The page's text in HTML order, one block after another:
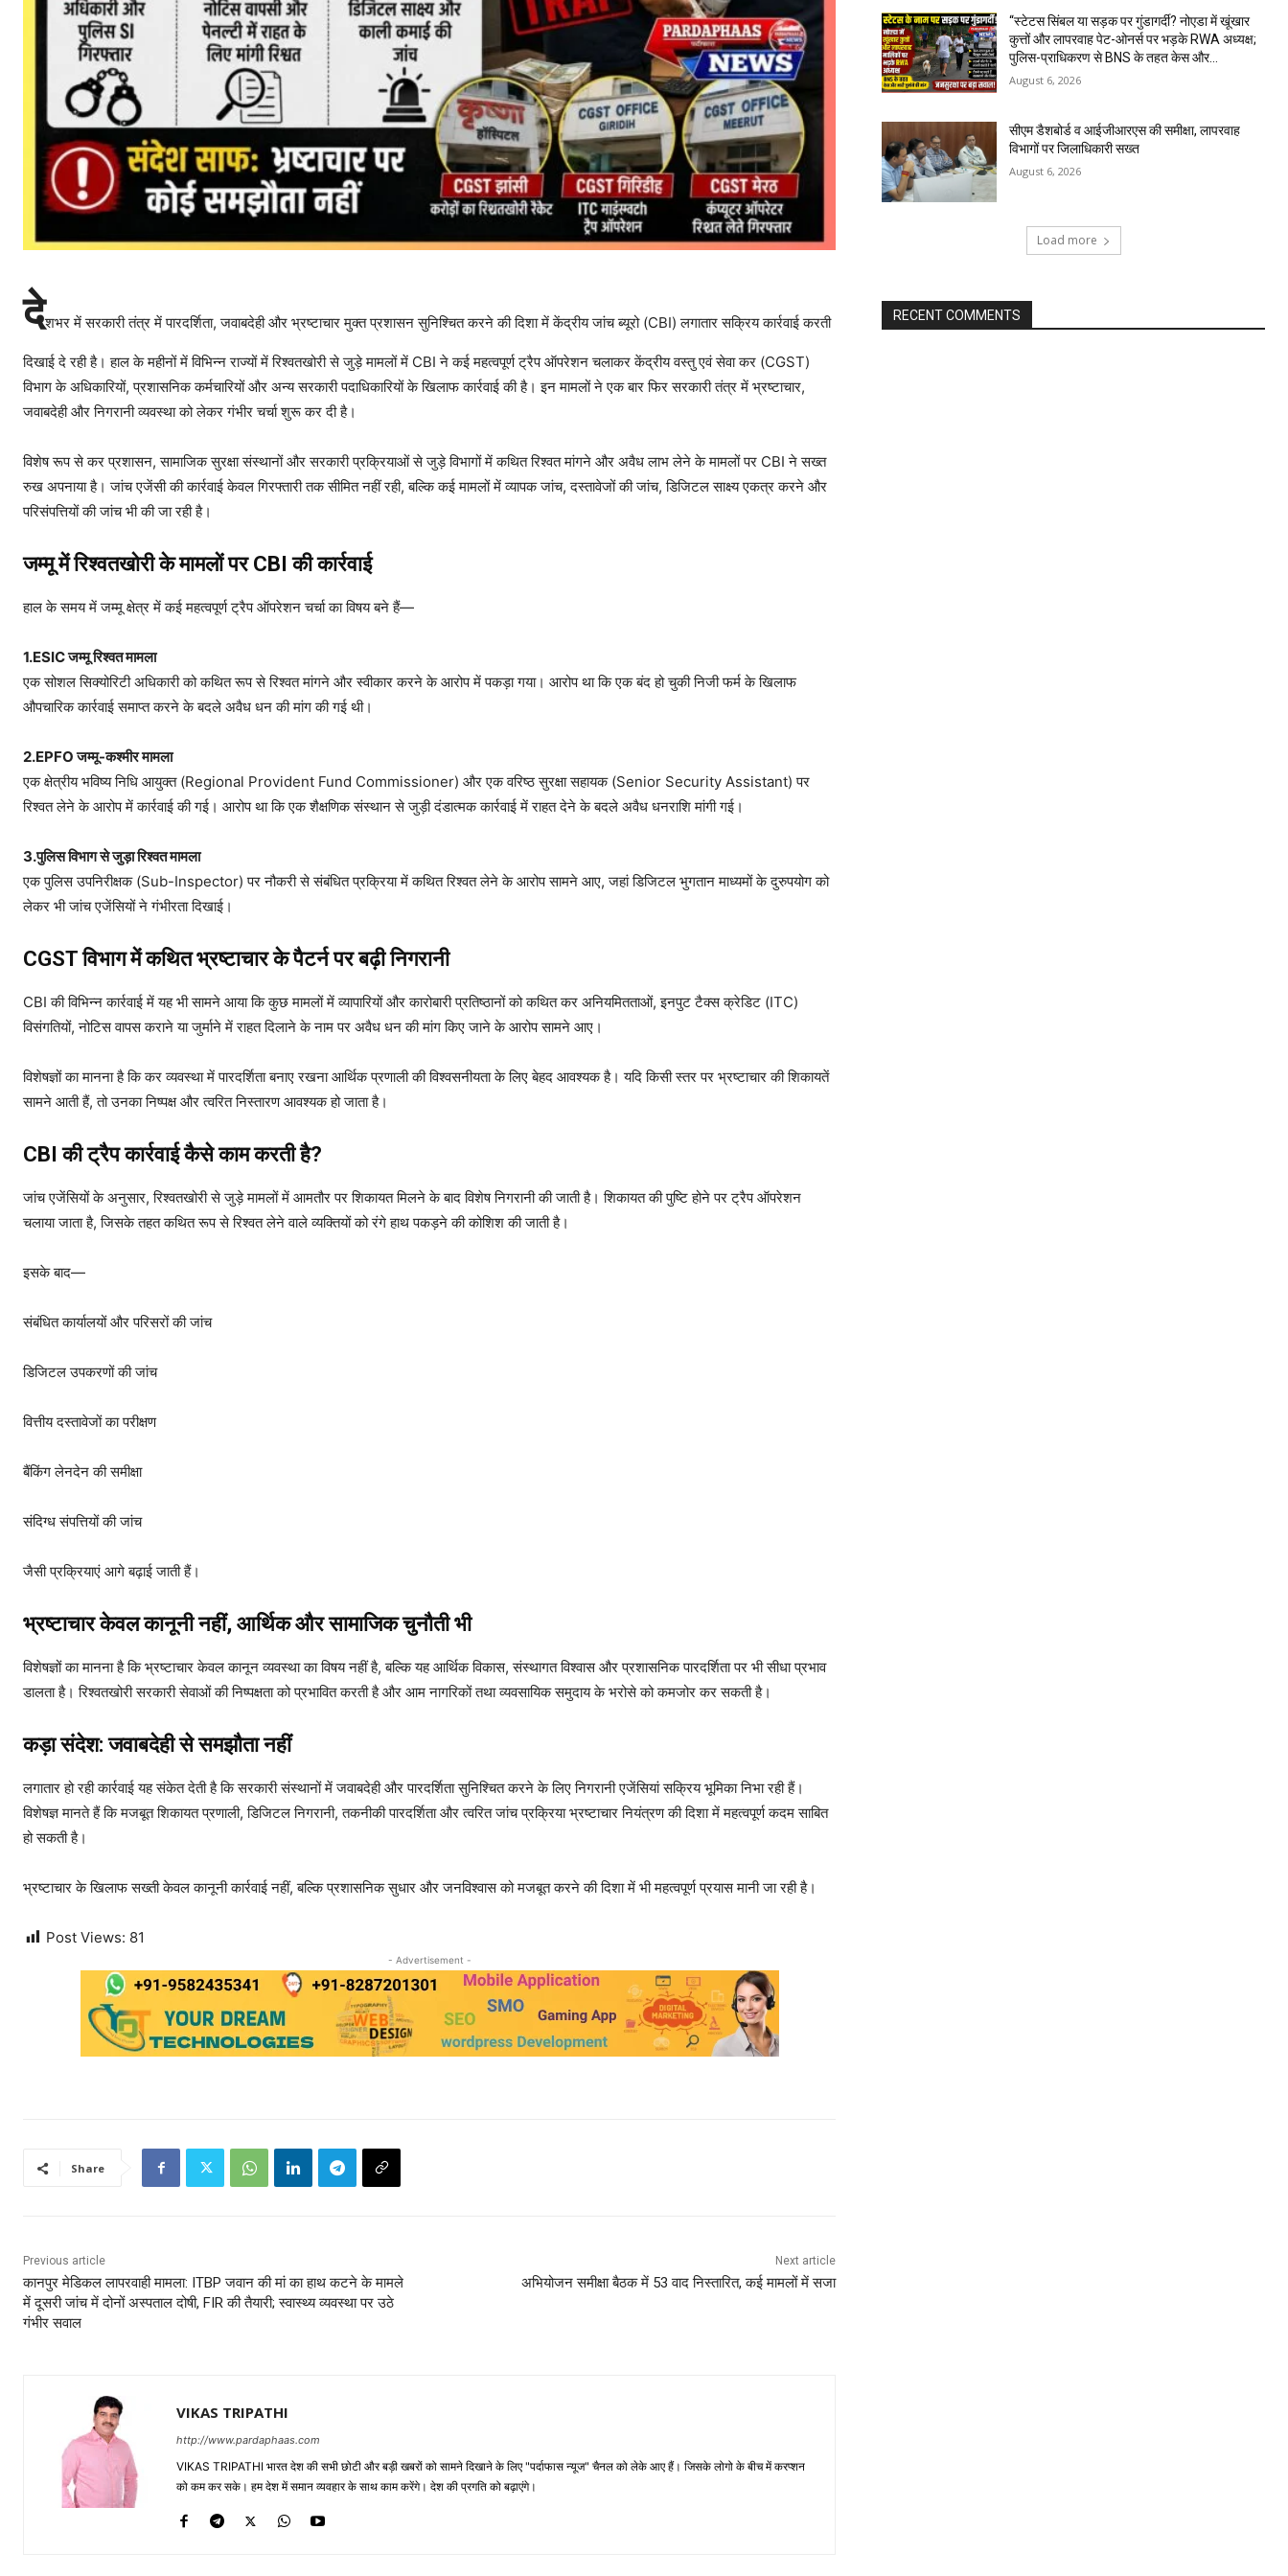
देशभर में सरकारी तंत्र में पारदर्शिता, जवाबदेही और भ्रष्टाचार मुक्त प्रशासन सुनिश्चित करने की दिशा में केंद्रीय जांच ब्यूरो (CBI) लगातार सक्रिय कार्रवाई करती
दिखाई दे रही है। हाल के महीनों में विभिन्न राज्यों में रिश्वतखोरी से जुड़े मामलों में CBI ने कई महत्वपूर्ण ट्रैप ऑपरेशन चलाकर केंद्रीय वस्तु एवं सेवा कर (CGST)
विभाग के अधिकारियों, प्रशासनिक कर्मचारियों और अन्य सरकारी पदाधिकारियों के खिलाफ कार्रवाई की है। इन मामलों ने एक बार फिर सरकारी तंत्र में भ्रष्टाचार,
जवाबदेही और निगरानी व्यवस्था को लेकर गंभीर चर्चा शुरू कर दी है।
विशेष रूप से कर प्रशासन, सामाजिक सुरक्षा संस्थानों और सरकारी प्रक्रियाओं से जुड़े विभागों में कथित रिश्वत मांगने और अवैध लाभ लेने के मामलों पर CBI ने सख्त
रुख अपनाया है। जांच एजेंसी की कार्रवाई केवल गिरफ्तारी तक सीमित नहीं रही, बल्कि कई मामलों में व्यापक जांच, दस्तावेजों की जांच, डिजिटल साक्ष्य एकत्र करने और
परिसंपत्तियों की जांच भी की जा रही है।
जम्मू में रिश्वतखोरी के मामलों पर CBI की कार्रवाई
हाल के समय में जम्मू क्षेत्र में कई महत्वपूर्ण ट्रैप ऑपरेशन चर्चा का विषय बने हैं—
1.ESIC जम्मू रिश्वत मामला
एक सोशल सिक्योरिटी अधिकारी को कथित रूप से रिश्वत मांगने और स्वीकार करने के आरोप में पकड़ा गया। आरोप था कि एक बंद हो चुकी निजी फर्म के खिलाफ
औपचारिक कार्रवाई समाप्त करने के बदले अवैध धन की मांग की गई थी।
2.EPFO जम्मू-कश्मीर मामला
एक क्षेत्रीय भविष्य निधि आयुक्त (Regional Provident Fund Commissioner) और एक वरिष्ठ सुरक्षा सहायक (Senior Security Assistant) पर
रिश्वत लेने के आरोप में कार्रवाई की गई। आरोप था कि एक शैक्षणिक संस्थान से जुड़ी दंडात्मक कार्रवाई में राहत देने के बदले अवैध धनराशि मांगी गई।
3.पुलिस विभाग से जुड़ा रिश्वत मामला
एक पुलिस उपनिरीक्षक (Sub-Inspector) पर नौकरी से संबंधित प्रक्रिया में कथित रिश्वत लेने के आरोप सामने आए, जहां डिजिटल भुगतान माध्यमों के दुरुपयोग को
लेकर भी जांच एजेंसियों ने गंभीरता दिखाई।
CGST विभाग में कथित भ्रष्टाचार के पैटर्न पर बढ़ी निगरानी
CBI की विभिन्न कार्रवाई में यह भी सामने आया कि कुछ मामलों में व्यापारियों और कारोबारी प्रतिष्ठानों को कथित कर अनियमितताओं, इनपुट टैक्स क्रेडिट (ITC)
विसंगतियों, नोटिस वापस कराने या जुर्माने में राहत दिलाने के नाम पर अवैध धन की मांग किए जाने के आरोप सामने आए।
विशेषज्ञों का मानना है कि कर व्यवस्था में पारदर्शिता बनाए रखना आर्थिक प्रणाली की विश्वसनीयता के लिए बेहद आवश्यक है। यदि किसी स्तर पर भ्रष्टाचार की शिकायतें
सामने आती हैं, तो उनका निष्पक्ष और त्वरित निस्तारण आवश्यक हो जाता है।
CBI की ट्रैप कार्रवाई कैसे काम करती है?
जांच एजेंसियों के अनुसार, रिश्वतखोरी से जुड़े मामलों में आमतौर पर शिकायत मिलने के बाद विशेष निगरानी की जाती है। शिकायत की पुष्टि होने पर ट्रैप ऑपरेशन
चलाया जाता है, जिसके तहत कथित रूप से रिश्वत लेने वाले व्यक्तियों को रंगे हाथ पकड़ने की कोशिश की जाती है।
इसके बाद—
संबंधित कार्यालयों और परिसरों की जांच
डिजिटल उपकरणों की जांच
वित्तीय दस्तावेजों का परीक्षण
बैंकिंग लेनदेन की समीक्षा
संदिग्ध संपत्तियों की जांच
जैसी प्रक्रियाएं आगे बढ़ाई जाती हैं।
भ्रष्टाचार केवल कानूनी नहीं, आर्थिक और सामाजिक चुनौती भी
विशेषज्ञों का मानना है कि भ्रष्टाचार केवल कानून व्यवस्था का विषय नहीं है, बल्कि यह आर्थिक विकास, संस्थागत विश्वास और प्रशासनिक पारदर्शिता पर भी सीधा प्रभाव
डालता है। रिश्वतखोरी सरकारी सेवाओं की निष्पक्षता को प्रभावित करती है और आम नागरिकों तथा व्यवसायिक समुदाय के भरोसे को कमजोर कर सकती है।
कड़ा संदेश: जवाबदेही से समझौता नहीं
लगातार हो रही कार्रवाई यह संकेत देती है कि सरकारी संस्थानों में जवाबदेही और पारदर्शिता सुनिश्चित करने के लिए निगरानी एजेंसियां सक्रिय भूमिका निभा रही हैं।
विशेषज्ञ मानते हैं कि मजबूत शिकायत प्रणाली, डिजिटल निगरानी, तकनीकी पारदर्शिता और त्वरित जांच प्रक्रिया भ्रष्टाचार नियंत्रण की दिशा में महत्वपूर्ण कदम साबित
हो सकती है।
भ्रष्टाचार के खिलाफ सख्ती केवल कानूनी कार्रवाई नहीं, बल्कि प्रशासनिक सुधार और जनविश्वास को मजबूत करने की दिशा में भी महत्वपूर्ण प्रयास मानी जा रही है।
Post Views: 81
- Advertisement -
Share
Previous article
कानपुर मेडिकल लापरवाही मामला: ITBP जवान की मां का हाथ कटने के मामले
में दूसरी जांच में दोनों अस्पताल दोषी, FIR की तैयारी; स्वास्थ्य व्यवस्था पर उठे
गंभीर सवाल
Next article
अभियोजन समीक्षा बैठक में 53 वाद निस्तारित, कई मामलों में सजा
VIKAS TRIPATHI
http://www.pardaphaas.com
VIKAS TRIPATHI भारत देश की सभी छोटी और बड़ी खबरों को सामने दिखाने के लिए "पर्दाफास न्यूज" चैनल को लेके आए हैं। जिसके लोगो के बीच में करप्शन
को कम कर सके। हम देश में समान व्यवहार के साथ काम करेंगे। देश की प्रगति को बढ़ाएंगे।
“स्टेटस सिंबल या सड़क पर गुंडागर्दी? नोएडा में खूंखार
कुत्तों और लापरवाह पेट-ओनर्स पर भड़के RWA अध्यक्ष;
पुलिस-प्राधिकरण से BNS के तहत केस और...
August 6, 2026
सीएम डैशबोर्ड व आईजीआरएस की समीक्षा, लापरवाह
विभागों पर जिलाधिकारी सख्त
August 6, 2026
Load more
RECENT COMMENTS